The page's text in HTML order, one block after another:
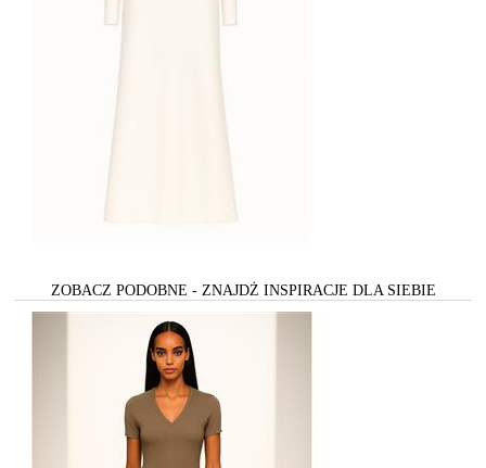
ZOBACZ PODOBNE - ZNAJDŻ INSPIRACJE DLA SIEBIE